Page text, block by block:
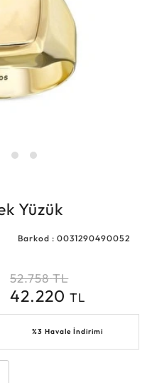
Yüzük
Barkod : 0031290490052
52.758 TL
42.220TL
%3 Havale İndirimi